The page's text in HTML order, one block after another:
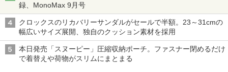
録、MonoMax 9月号
クロックスのリカバリーサンダルがセールで半額。23～31cmの
幅広いサイズ展開、独自のクッション素材を採用
本日発売「スヌーピー」圧縮収納ポーチ。ファスナー閉めるだけ
で着替えや荷物がスリムにまとまる